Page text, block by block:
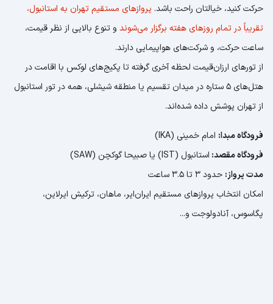
حرکت کنید، خیالتان راحت باشد. پروازهای مستقیم تهران به استانبول،
تقریباً در تمام روزهای هفته برگزار می‌شوند و تنوع بالایی از نظر قیمت،
ساعت حرکت، و شرکت‌های هواپیمایی دارند.
از تورهای ارزان‌قیمت لحظه آخری گرفته تا پکیج‌های لوکس با اقامت در
هتل‌های ۵ ستاره در میدان تقسیم یا منطقه شیشلی، همه در تور استانبول
از تهران پوشش داده شده‌اند.
فرودگاه مبدا: امام خمینی (IKA)
فرودگاه مقصد: استانبول (IST) یا صبیحا گوکچن (SAW)
مدت پرواز: حدود ۳ تا ۳.۵ ساعت
امکان انتخاب پروازهای مستقیم ایران‌ایر، ماهان، ترکیش ایرلاین،
پگاسوس، آنادولوجت و...